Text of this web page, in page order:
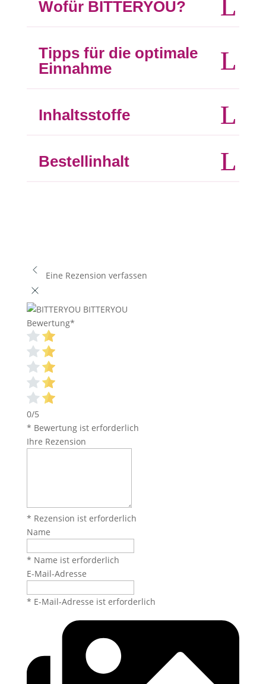
Wofür BITTERYOU?
Tipps für die optimale
Einnahme
Inhaltsstoffe
Bestellinhalt
Eine Rezension verfassen
BITTERYOU
Bewertung*
0/5
* Bewertung ist erforderlich
Ihre Rezension
* Rezension ist erforderlich
Name
* Name ist erforderlich
E-Mail-Adresse
* E-Mail-Adresse ist erforderlich